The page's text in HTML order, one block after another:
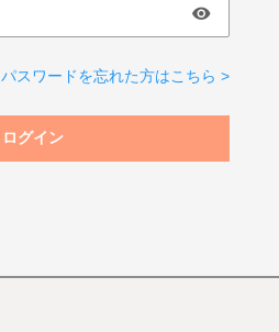
パスワードを忘れた方はこちら >
ログイン